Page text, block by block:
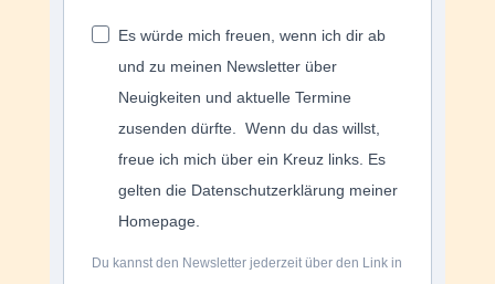
Es würde mich freuen, wenn ich dir ab
und zu meinen Newsletter über
Neuigkeiten und aktuelle Termine
zusenden dürfte.
Wenn du das willst,
freue ich mich über ein Kreuz links. Es
gelten die Datenschutzerklärung meiner
Homepage.
Du kannst den Newsletter jederzeit über den Link in